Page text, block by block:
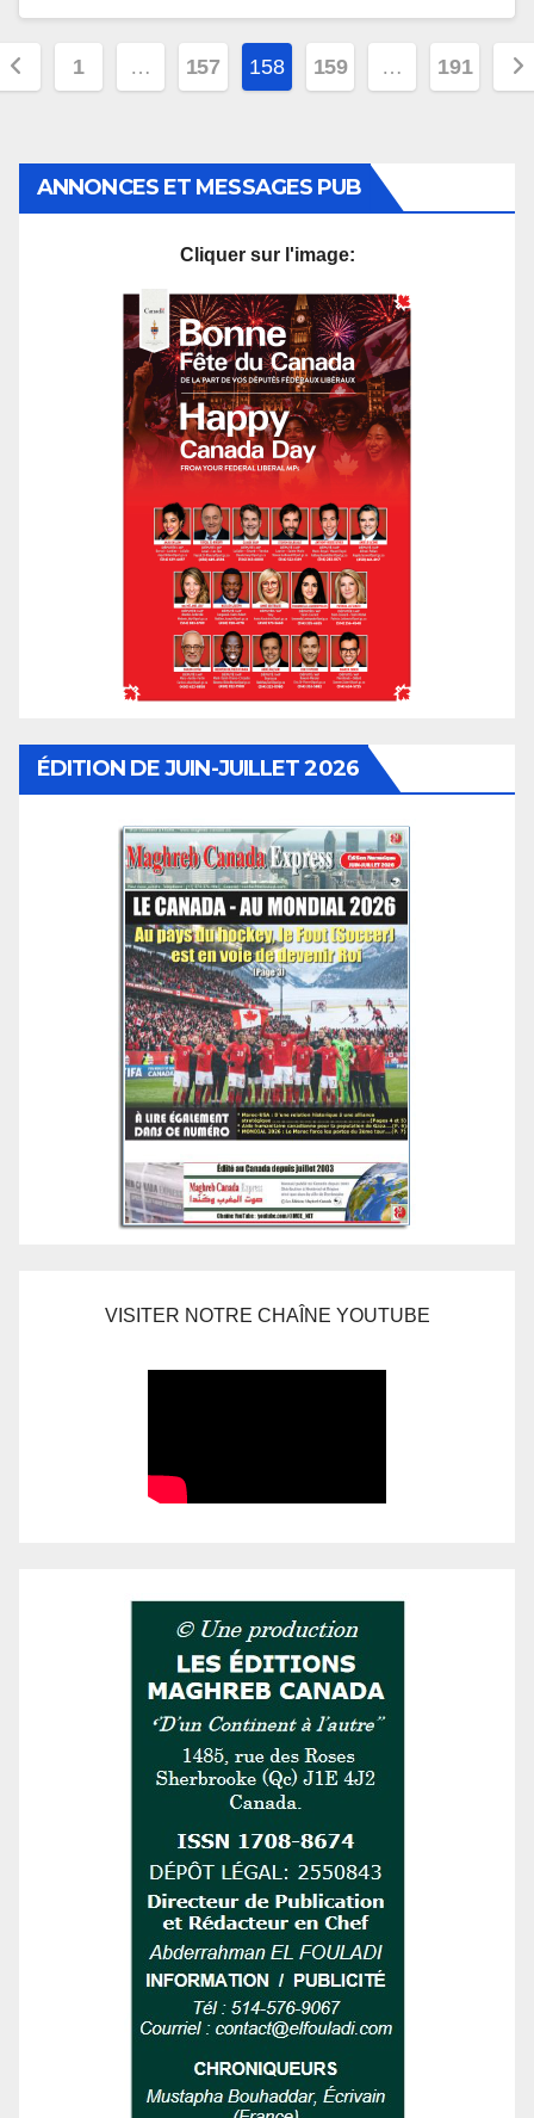
1 … 157 158 159 … 191
ANNONCES ET MESSAGES PUB
Cliquer sur l'image:
ÉDITION DE JUIN-JUILLET 2026
VISITER NOTRE CHAÎNE YOUTUBE